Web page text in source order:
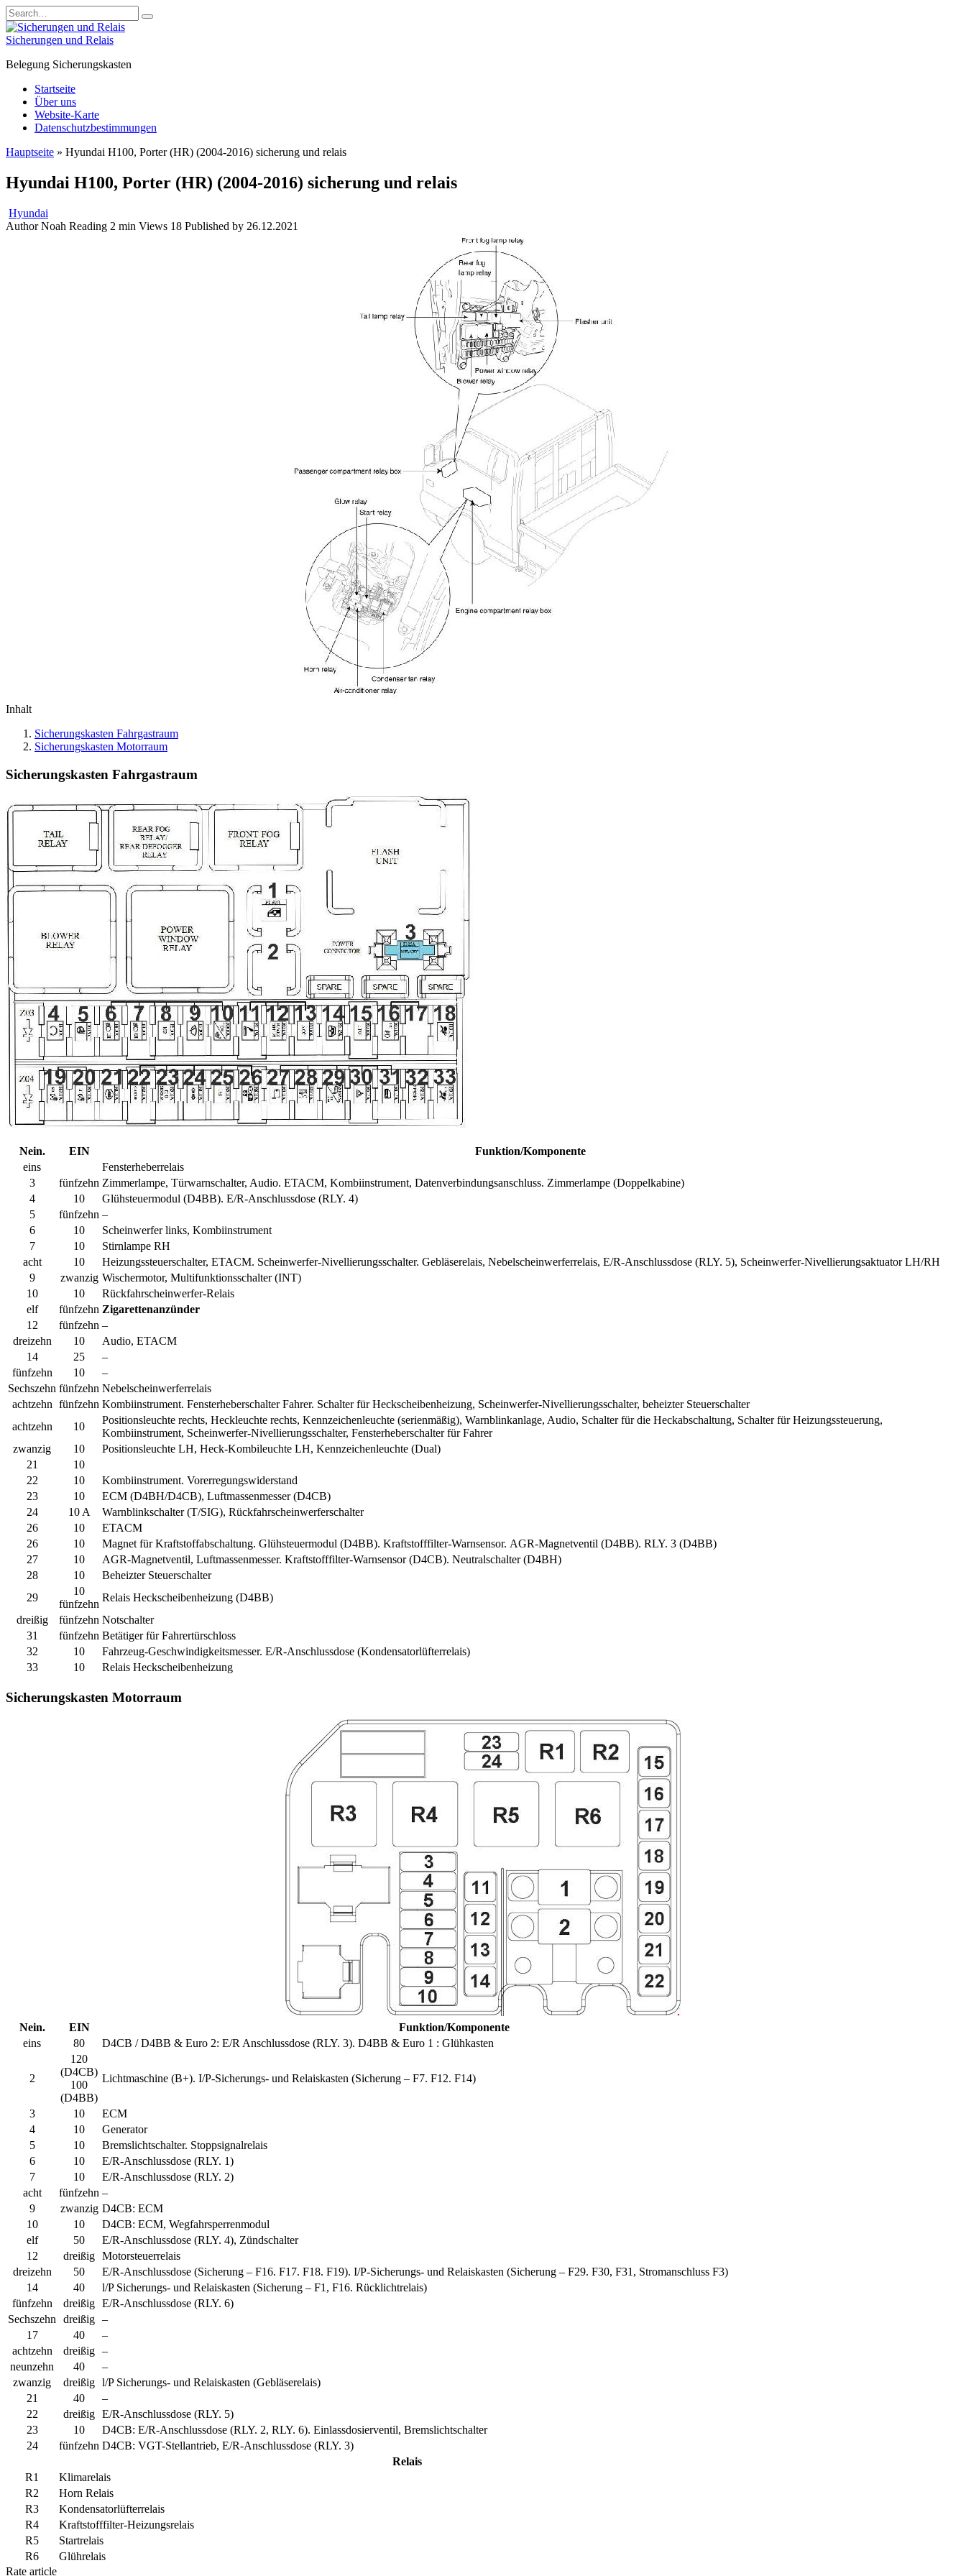
Skip
to
content
Search
for:
Sicherungen und Relais
Belegung Sicherungskasten
Startseite
Über uns
Website-Karte
Datenschutzbestimmungen
Hauptseite » Hyundai H100, Porter (HR) (2004-2016) sicherung und relais
Hyundai H100, Porter (HR) (2004-2016) sicherung und relais
Hyundai
Author Noah Reading 2 min Views 18 Published by 26.12.2021
Inhalt
Sicherungskasten Fahrgastraum
Sicherungskasten Motorraum
Sicherungskasten Fahrgastraum
Nein. EIN
Funktion/Komponente
eins
Fensterheberrelais
3
fünfzehn Zimmerlampe, Türwarnschalter, Audio. ETACM, Kombiinstrument, Datenverbindungsanschluss. Zimmerlampe (Doppelkabine)
4
10
Glühsteuermodul (D4BB). E/R-Anschlussdose (RLY. 4)
5
fünfzehn –
6
10
Scheinwerfer links, Kombiinstrument
7
10
Stirnlampe RH
acht
10
Heizungssteuerschalter, ETACM. Scheinwerfer-Nivellierungsschalter. Gebläserelais, Nebelscheinwerferrelais, E/R-Anschlussdose (RLY. 5), Scheinwerfer-Nivellierungsaktuator LH/RH
9
zwanzig Wischermotor, Multifunktionsschalter (INT)
10
10
Rückfahrscheinwerfer-Relais
elf
fünfzehn Zigarettenanzünder
12
fünfzehn –
dreizehn
10
Audio, ETACM
14
25
–
fünfzehn
10
–
Sechszehn fünfzehn Nebelscheinwerferrelais
achtzehn fünfzehn Kombiinstrument. Fensterheberschalter Fahrer. Schalter für Heckscheibenheizung, Scheinwerfer-Nivellierungsschalter, beheizter Steuerschalter
achtzehn
10
Positionsleuchte rechts, Heckleuchte rechts, Kennzeichenleuchte (serienmäßig), Warnblinkanlage, Audio, Schalter für die Heckabschaltung, Schalter für Heizungssteuerung,
Kombiinstrument, Scheinwerfer-Nivellierungsschalter, Fensterheberschalter für Fahrer
zwanzig
10
Positionsleuchte LH, Heck-Kombileuchte LH, Kennzeichenleuchte (Dual)
21
10
22
10
Kombiinstrument. Vorerregungswiderstand
23
10
ECM (D4BH/D4CB), Luftmassenmesser (D4CB)
24
10 A
Warnblinkschalter (T/SIG), Rückfahrscheinwerferschalter
26
10
ETACM
26
10
Magnet für Kraftstoffabschaltung. Glühsteuermodul (D4BB). Kraftstofffilter-Warnsensor. AGR-Magnetventil (D4BB). RLY. 3 (D4BB)
27
10
AGR-Magnetventil, Luftmassenmesser. Kraftstofffilter-Warnsensor (D4CB). Neutralschalter (D4BH)
28
10
Beheizter Steuerschalter
29
10
fünfzehn
Relais Heckscheibenheizung (D4BB)
dreißig
fünfzehn Notschalter
31
fünfzehn Betätiger für Fahrertürschloss
32
10
Fahrzeug-Geschwindigkeitsmesser. E/R-Anschlussdose (Kondensatorlüfterrelais)
33
10 Relais Heckscheibenheizung
Sicherungskasten Motorraum
Nein. EIN
Funktion/Komponente
eins
80 D4CB / D4BB & Euro 2: E/R Anschlussdose (RLY. 3). D4BB & Euro 1 : Glühkasten
2
120
(D4CB)
100
(D4BB)
Lichtmaschine (B+). I/P-Sicherungs- und Relaiskasten (Sicherung – F7. F12. F14)
3 10
ECM
4
10
Generator
5
10
Bremslichtschalter. Stoppsignalrelais
6
10
E/R-Anschlussdose (RLY. 1)
7
10
E/R-Anschlussdose (RLY. 2)
acht
fünfzehn –
9
zwanzig D4CB: ECM
10
10
D4CB: ECM, Wegfahrsperrenmodul
elf
50
E/R-Anschlussdose (RLY. 4), Zündschalter
12
dreißig Motorsteuerrelais
dreizehn
50
E/R-Anschlussdose (Sicherung – F16. F17. F18. F19). I/P-Sicherungs- und Relaiskasten (Sicherung – F29. F30, F31, Stromanschluss F3)
14
40
l/P Sicherungs- und Relaiskasten (Sicherung – F1, F16. Rücklichtrelais)
fünfzehn
dreißig E/R-Anschlussdose (RLY. 6)
Sechszehn
dreißig –
17
40
–
achtzehn
dreißig –
neunzehn
40
–
zwanzig
dreißig l/P Sicherungs- und Relaiskasten (Gebläserelais)
21
40
–
22
dreißig E/R-Anschlussdose (RLY. 5)
23
10
D4CB: E/R-Anschlussdose (RLY. 2, RLY. 6). Einlassdosierventil, Bremslichtschalter
24
fünfzehn D4CB: VGT-Stellantrieb, E/R-Anschlussdose (RLY. 3)
Relais
R1
Klimarelais
R2
Horn Relais
R3
Kondensatorlüfterrelais
R4
Kraftstofffilter-Heizungsrelais
R5
Startrelais
R6
Glührelais
Rate article